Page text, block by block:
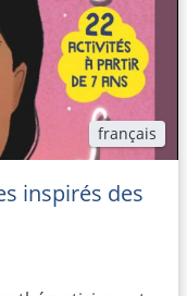
français
inspirés des